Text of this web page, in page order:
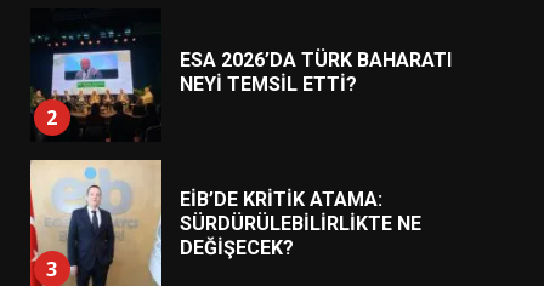
2
ESA 2026’DA TÜRK BAHARATI
NEYİ TEMSİL ETTİ?
3
EİB’DE KRİTİK ATAMA:
SÜRDÜRÜLEBİLİRLİKTE NE
DEĞİŞECEK?